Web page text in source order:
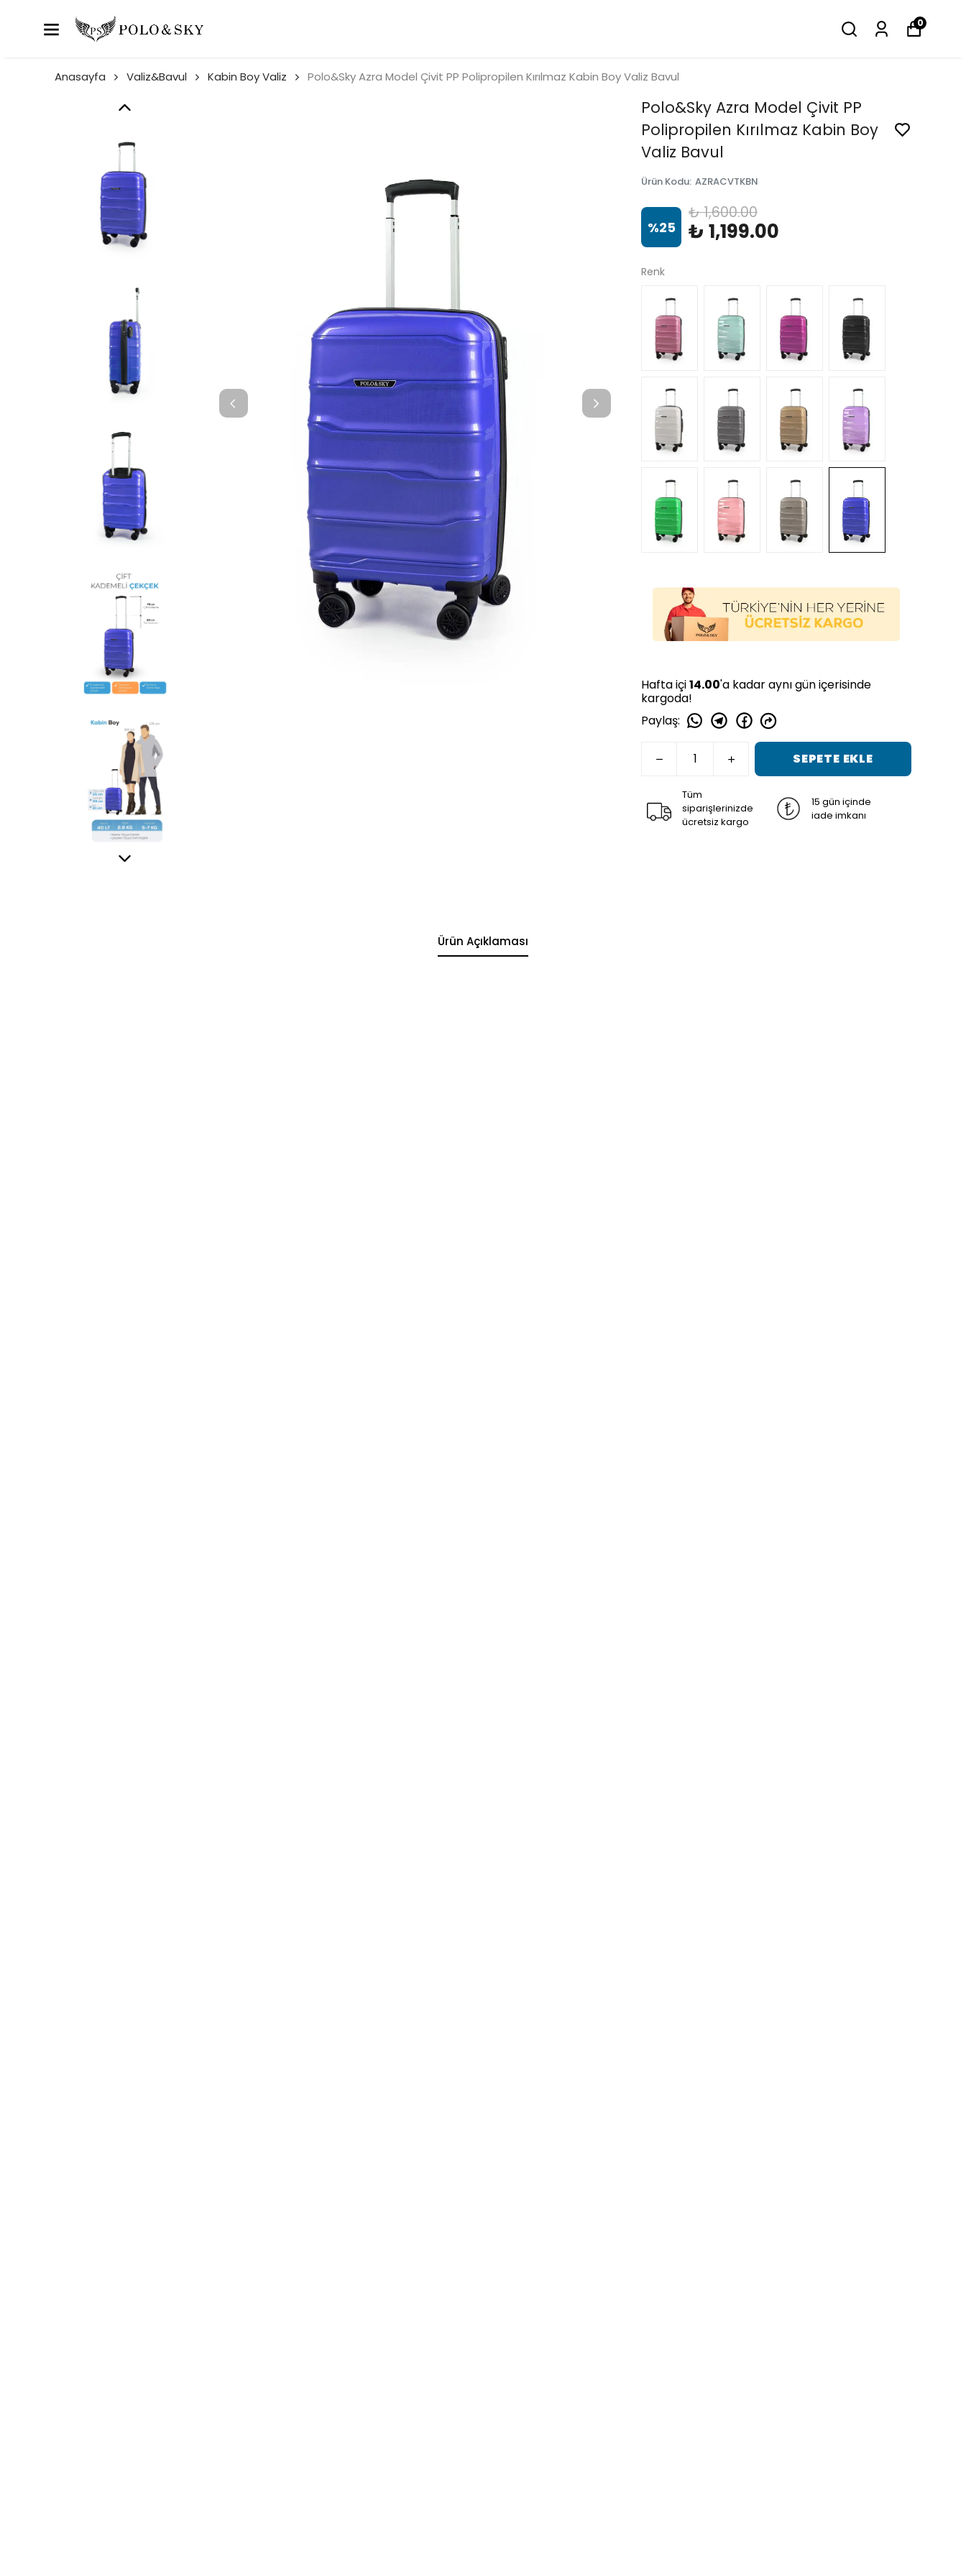
0
Anasayfa Valiz&Bavul Kabin Boy Valiz Polo&Sky Azra Model Çivit PP Polipropilen Kırılmaz Kabin Boy Valiz Bavul
Polo&Sky Azra Model Çivit PP
Polipropilen Kırılmaz Kabin Boy
Valiz Bavul
Ürün Kodu: AZRACVTKBN
%25
₺ 1,600.00
₺ 1,199.00
Renk
Hafta içi14.00'a kadar aynı gün içerisinde
kargoda!
Paylaş:
SEPETE EKLE
Tüm
siparişlerinizde
ücretsiz kargo
15 gün içinde
iade imkanı
Ürün Açıklaması